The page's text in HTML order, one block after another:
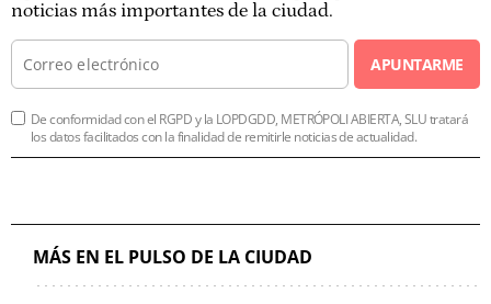
noticias más importantes de la ciudad.
APUNTARME
De conformidad con el RGPD y la LOPDGDD, METRÓPOLI ABIERTA, SLU tratará
los datos facilitados con la finalidad de remitirle noticias de actualidad.
MÁS EN EL PULSO DE LA CIUDAD